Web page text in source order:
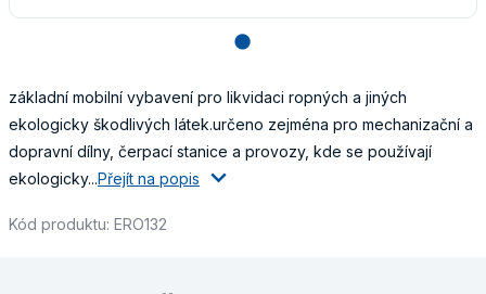
lens
základní mobilní vybavení pro likvidaci ropných a jiných
ekologicky škodlivých látek.určeno zejména pro mechanizační a
dopravní dílny, čerpací stanice a provozy, kde se používají
ekologicky...Přejít na popis
Kód produktu: ERO132